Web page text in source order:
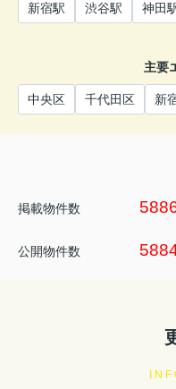
新宿駅 渋谷駅 神田
主要
中央区 千代田区 新
掲載物件数
公開物件数